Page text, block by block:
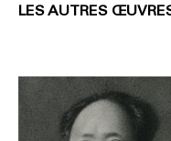
LES AUTRES